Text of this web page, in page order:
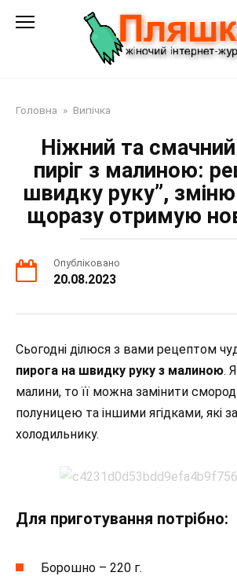
Головна » Випічка
Ніжний та
пиріг з малиною:
швидку руку”,
щоразу отримую
Опубліковано
20.08.2023
Сьогодні ділюся з вами рецептом
пирога на швидку руку з малиною.
малини, то її можна замінити
полуницею та іншими ягідками, які
холодильнику.
Для приготування потрібно:
Борошно – 220 г.